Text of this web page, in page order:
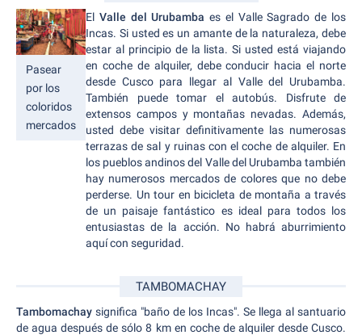
Pasear
por los
coloridos
mercados
El Valle del Urubamba es el Valle Sagrado de los
Incas. Si usted es un amante de la naturaleza, debe
estar al principio de la lista. Si usted está viajando
en coche de alquiler, debe conducir hacia el norte
desde Cusco para llegar al Valle del Urubamba.
También puede tomar el autobús. Disfrute de
extensos campos y montañas nevadas. Además,
usted debe visitar definitivamente las numerosas
terrazas de sal y ruinas con el coche de alquiler. En
los pueblos andinos del Valle del Urubamba también
hay numerosos mercados de colores que no debe
perderse. Un tour en bicicleta de montaña a través
de un paisaje fantástico es ideal para todos los
entusiastas de la acción. No habrá aburrimiento
aquí con seguridad.
TAMBOMACHAY
Tambomachay significa "baño de los Incas". Se llega al santuario
de agua después de sólo 8 km en coche de alquiler desde Cusco.